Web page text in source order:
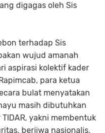
digagas oleh Sis
terhadap Sis
wujud amanah
aspirasi kolektif kader
para ketua
bulat menyatakan
masih dibutuhkan
yakni membentuk
berjiwa nasionalis,